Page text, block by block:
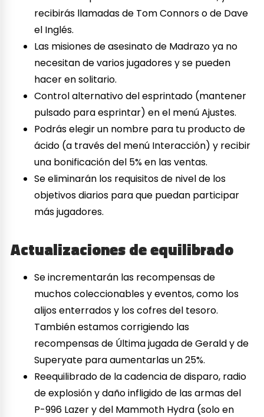
recibirás llamadas de Tom Connors o de Dave
el Inglés.
Las misiones de asesinato de Madrazo ya no
necesitan de varios jugadores y se pueden
hacer en solitario.
Control alternativo del esprintado (mantener
pulsado para esprintar) en el menú Ajustes.
Podrás elegir un nombre para tu producto de
ácido (a través del menú Interacción) y recibir
una bonificación del 5% en las ventas.
Se eliminarán los requisitos de nivel de los
objetivos diarios para que puedan participar
más jugadores.
Actualizaciones de equilibrado
Se incrementarán las recompensas de
muchos coleccionables y eventos, como los
alijos enterrados y los cofres del tesoro.
También estamos corrigiendo las
recompensas de Última jugada de Gerald y de
Superyate para aumentarlas un 25%.
Reequilibrado de la cadencia de disparo, radio
de explosión y daño infligido de las armas del
P-996 Lazer y del Mammoth Hydra (solo en